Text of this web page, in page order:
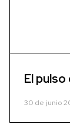
El
30 de junio